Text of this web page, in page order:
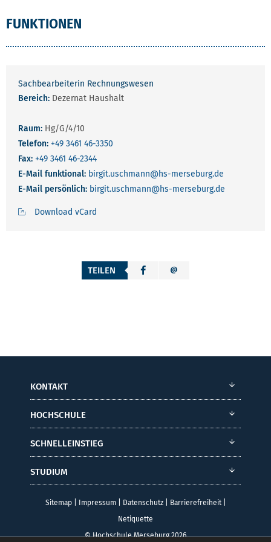
FUNKTIONEN
Sachbearbeiterin Rechnungswesen
Bereich: Dezernat Haushalt
Raum: Hg/G/4/10
Telefon: +49 3461 46-3350
Fax: +49 3461 46-2344
E-Mail funktional: birgit.uschmann@hs-merseburg.de
E-Mail persönlich: birgit.uschmann@hs-merseburg.de
Download vCard
TEILEN
KONTAKT
HOCHSCHULE
SCHNELLEINSTIEG
STUDIUM
Sitemap| Impressum| Datenschutz| Barrierefreiheit|
Netiquette
© Hochschule Merseburg 2026